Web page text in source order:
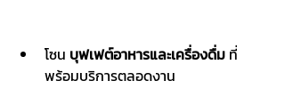
โซน บุฟเฟต์อาหารและเครื่องดื่ม ที่
พร้อมบริการตลอดงาน